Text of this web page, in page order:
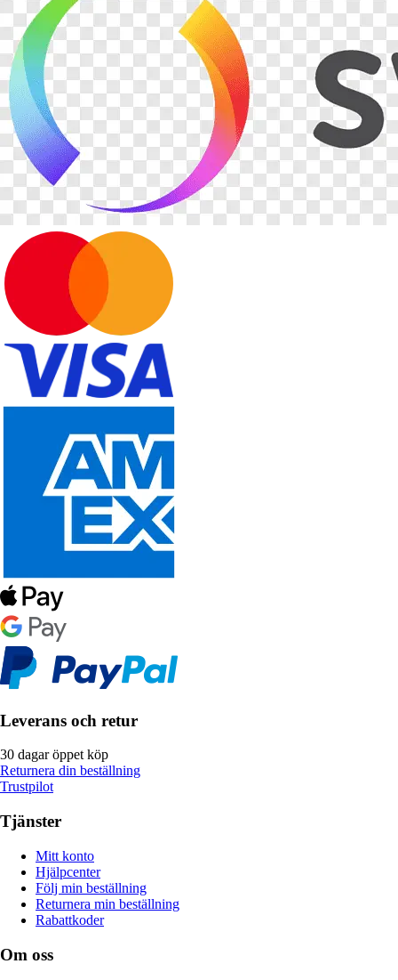
Leverans och retur
30 dagar öppet köp
Returnera din beställning
Trustpilot
Tjänster
Mitt konto
Hjälpcenter
Följ min beställning
Returnera min beställning
Rabattkoder
Om oss